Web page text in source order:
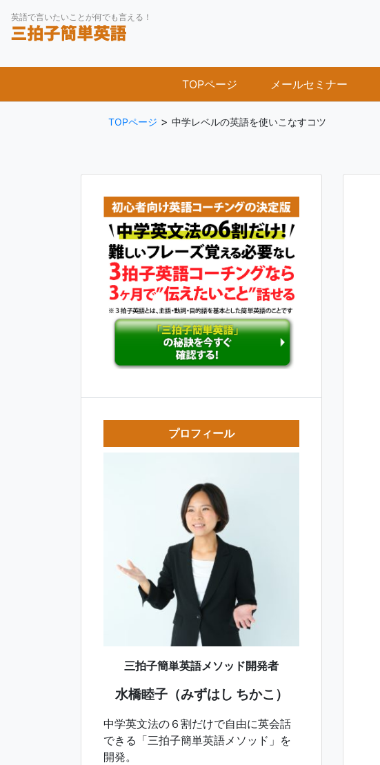
content
英語で言いたいことが何でも言える！
TOPページ メールセミナー
TOPページ > 中学レベルの英語を使いこなすコツ
プロフィール
三拍子簡単英語メソッド開発者
水橋睦子（みずはし ちかこ）
中学英文法の６割だけで自由に英会話
できる「三拍子簡単英語メソッド」を
開発。